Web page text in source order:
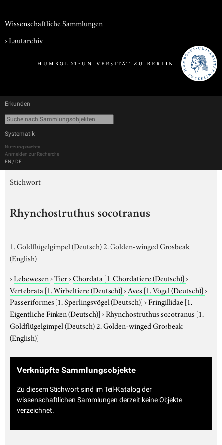
Wissenschaftliche Sammlungen
›Lautarchiv
Erkunden
Systematik
Nutzungsrechte
Anmelden zur Recherche
EN / DE
Stichwort
Rhynchostruthus socotranus
1. Goldflügelgimpel (Deutsch) 2. Golden-winged Grosbeak
(English)
›Lebewesen›Tier›Chordata [1. Chordatiere (Deutsch)]›
Vertebrata [1. Wirbeltiere (Deutsch)]›Aves [1. Vögel (Deutsch)]›
Passeriformes [1. Sperlingsvögel (Deutsch)]›Fringillidae [1.
Eigentliche Finken (Deutsch)]›Rhynchostruthus socotranus [1.
Goldflügelgimpel (Deutsch) 2. Golden-winged Grosbeak
(English)]
Verknüpfte Sammlungsobjekte
Zu diesem Stichwort sind im Teil-Katalog der
wissenschaftlichen Sammlungen derzeit keine Objekte
verzeichnet.